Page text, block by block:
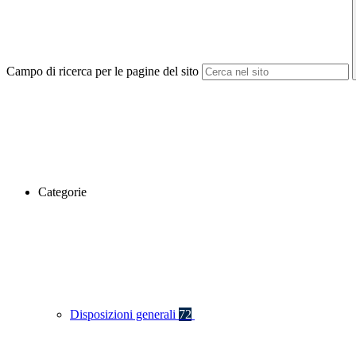
Campo di ricerca per le pagine del sito
Categorie
Disposizioni generali 72